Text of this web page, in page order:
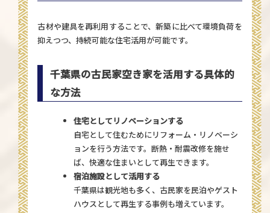
古材や建具を再利用することで、新築に比べて環境負荷を
抑えつつ、持続可能な住宅活用が可能です。
千葉県の古民家空き家を活用する具体的
な方法
住宅としてリノベーションする
自宅として住むためにリフォーム・リノベーシ
ョンを行う方法です。断熱・耐震改修を施せ
ば、快適な住まいとして再生できます。
宿泊施設として活用する
千葉県は観光地も多く、古民家を民泊やゲスト
ハウスとして再生する事例も増えています。